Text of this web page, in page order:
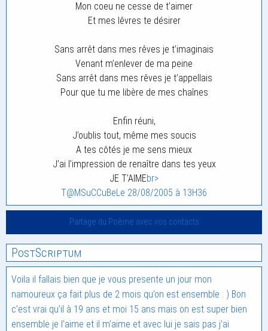
Mon coeu ne cesse de t’aimer
Et mes lêvres te désirer
Sans arrêt dans mes rêves je t’imaginais
Venant m’enlever de ma peine
Sans arrêt dans mes rêves je t’appellais
Pour que tu me libère de mes chaînes
Enfin réuni,
J’oublis tout, même mes soucis
A tes côtés je me sens mieux
J’ai l’impression de renaître dans tes yeux
JE T’AIMEbr>
T@MSuCCuBeLe 28/08/2005 à 13H36
Partage du Poème avec vos contacts
PostScriptum
Voila il fallais bien que je vous presente un jour mon
namoureux ça fait plus de 2 mois qu’on est ensemble : ) Bon
c’est vrai qu’il à 19 ans et moi 15 ans mais on est super bien
ensemble je l’aime et il m’aime et avec lui je sais pas j’ai